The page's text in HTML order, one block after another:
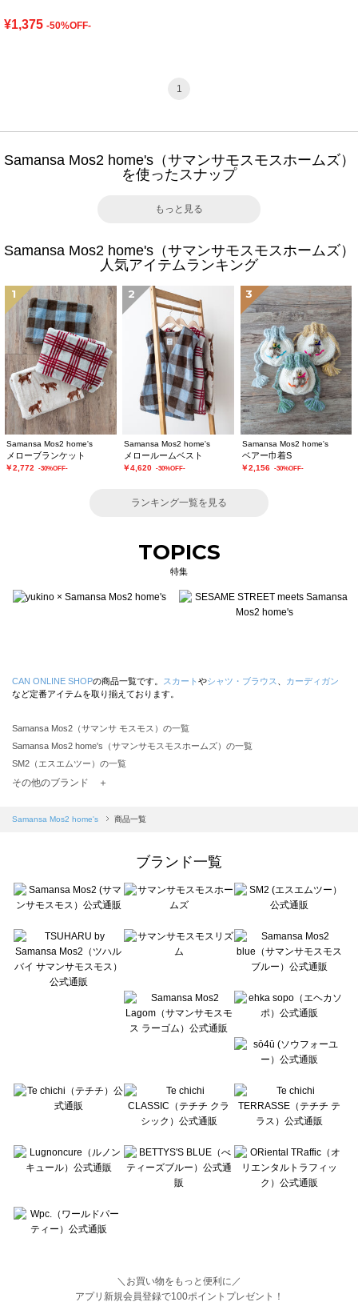
¥1,375 -50%OFF-
1
Samansa Mos2 home's（サマンサモスモスホームズ）
を使ったスナップ
もっと見る
Samansa Mos2 home's（サマンサモスモスホームズ）
人気アイテムランキング
1
Samansa Mos2 home's
メローブランケット
￥2,772 -30%OFF-
2
Samansa Mos2 home's
メロールームベスト
￥4,620 -30%OFF-
3
Samansa Mos2 home's
ベアー巾着S
￥2,156 -30%OFF-
ランキング一覧を見る
TOPICS
特集
CAN ONLINE SHOPの商品一覧です。 スカート やシャツ・ブラウス
カーディガン
など定番アイテムを取り揃えております。
Samansa Mos2（サマンサ モスモス）の一覧
Samansa Mos2 home's（サマンサモスモスホームズ）の一覧
SM2（エスエムツー）の一覧
TSUHARU by Samansa Mos2（ツハルバイサマンサモスモス）の一覧
Samansa Mos2 blue（サマンサモスモス ブルー）の一覧
Te chichi（テチチ）の一覧
Te chichi CLASSIC（テチチ クラシック）の一覧
Lugnoncure（ルノンキュール）の一覧
BETTY'S BLUE（べティーズブルー）の一覧
Wpc.（ワールドパーティー）の一覧
その他のブランド ＋
Samansa Mos2 home's 商品一覧
ブランド一覧
＼お買い物をもっと便利に／
アプリ新規会員登録で100ポイントプレゼント！